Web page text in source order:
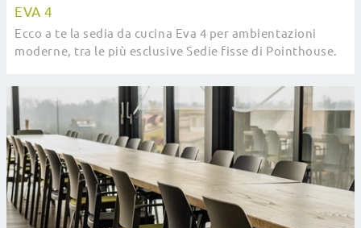
EVA 4
Ecco a te la sedia da cucina Eva 4 per ambientazioni
moderne, tra le più esclusive Sedie fisse di Pointhouse.